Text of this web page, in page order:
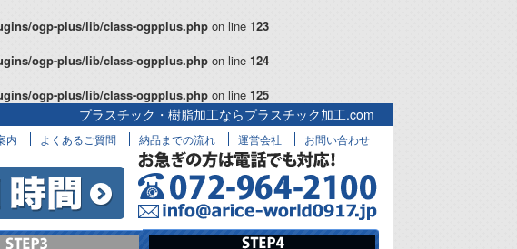
ogp-plus/lib/class-ogpplus.php on line 123
ogp-plus/lib/class-ogpplus.php on line 124
ogp-plus/lib/class-ogpplus.php on line 125
プラスチック・樹脂加工ならプラスチック加工.com
へ
内 よくあるご質問 納品までの流れ 運営会社 お問い合わせ